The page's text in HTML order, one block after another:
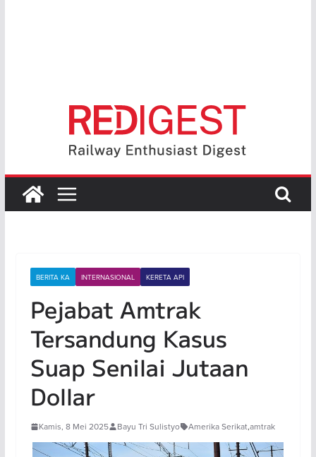
BERITA KA INTERNASIONAL KERETA API
Pejabat Amtrak
Tersandung Kasus
Suap Senilai Jutaan
Dollar
Kamis, 8 Mei 2025 Bayu Tri Sulistyo Amerika Serikat,amtrak